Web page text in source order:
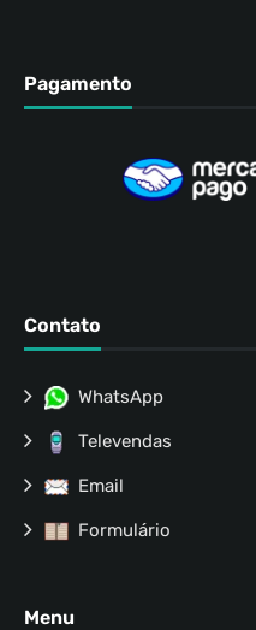
Pagamento
Contato
WhatsApp
Televendas
Email
Formulário
Menu